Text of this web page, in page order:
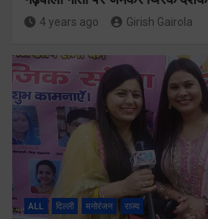
4 years ago Girish Gairola
ALL दिल्ली मनोरंजन राज्य